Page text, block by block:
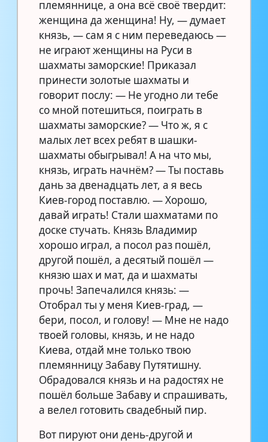
племяннице, а она всё своё твердит:
женщина да женщина! Ну, — думает
князь, — сам я с ним переведаюсь —
не играют женщины на Руси в
шахматы заморские! Приказал
принести золотые шахматы и
говорит послу: — Не угодно ли тебе
со мной потешиться, поиграть в
шахматы заморские? — Что ж, я с
малых лет всех ребят в шашки-
шахматы обыгрывал! А на что мы,
князь, играть начнём? — Ты поставь
дань за двенадцать лет, а я весь
Киев-город поставлю. — Хорошо,
давай играть! Стали шахматами по
доске стучать. Князь Владимир
хорошо играл, а посол раз пошёл,
другой пошёл, а десятый пошёл —
князю шах и мат, да и шахматы
прочь! Запечалился князь: —
Отобрал ты у меня Киев-град, —
бери, посол, и голову! — Мне не надо
твоей головы, князь, и не надо
Киева, отдай мне только твою
племянницу Забаву Путятишну.
Обрадовался князь и на радостях не
пошёл больше Забаву и спрашивать,
а велел готовить свадебный пир.
Вот пируют они день-другой и